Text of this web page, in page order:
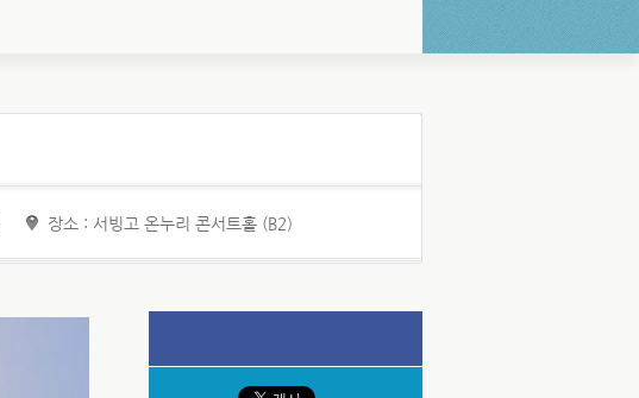
장소 : 서빙고 온누리 콘서트홀 (B2)